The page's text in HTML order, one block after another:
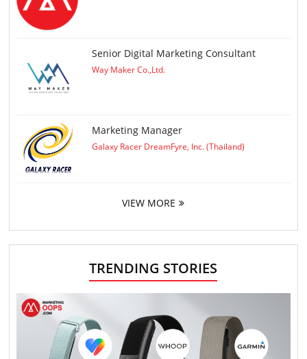
Senior Digital Marketing Consultant
Way Maker Co.,Ltd.
Marketing Manager
Galaxy Racer DreamFyre, Inc. (Thailand)
VIEW MORE
TRENDING STORIES